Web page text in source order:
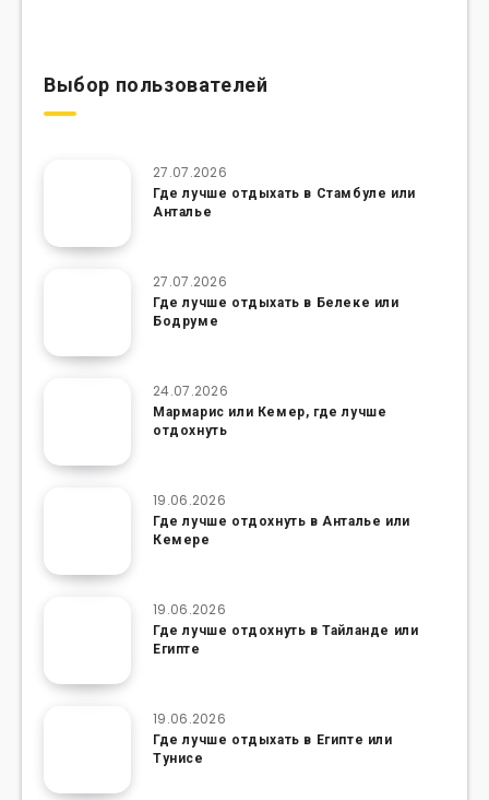
Выбор пользователей
27.07.2026
Где лучше отдыхать в Стамбуле или
Анталье
27.07.2026
Где лучше отдыхать в Белеке или
Бодруме
24.07.2026
Мармарис или Кемер, где лучше
отдохнуть
19.06.2026
Где лучше отдохнуть в Анталье или
Кемере
19.06.2026
Где лучше отдохнуть в Тайланде или
Египте
19.06.2026
Где лучше отдыхать в Египте или
Тунисе